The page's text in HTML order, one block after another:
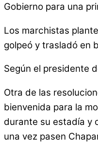
Gobierno para una
Los marchistas
golpeó y trasladó en
Según el presidente
Otra de las
bienvenida para la
durante su estadía y
una vez pasen